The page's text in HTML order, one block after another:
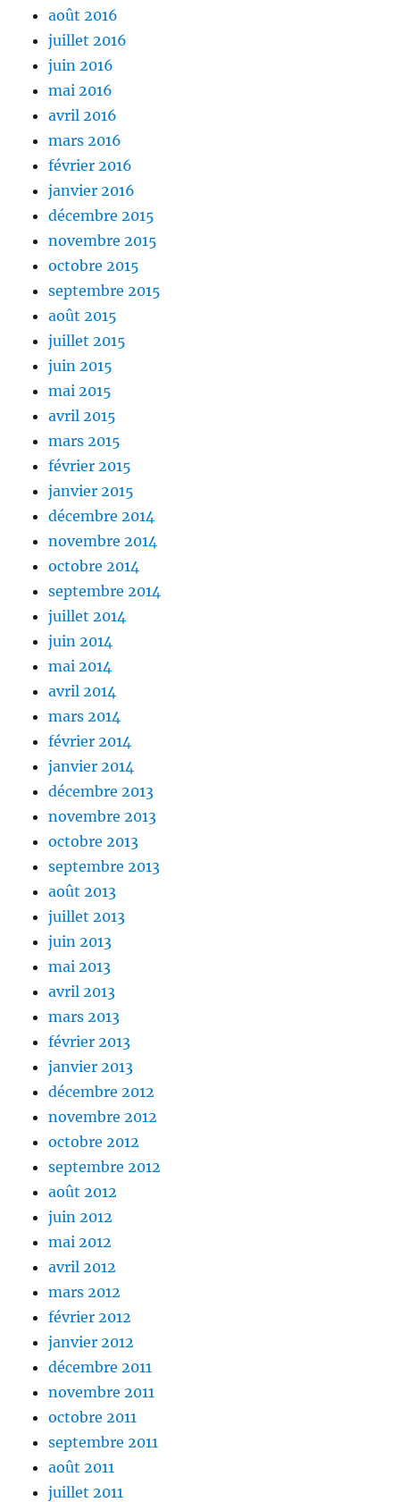
août 2016
juillet 2016
juin 2016
mai 2016
avril 2016
mars 2016
février 2016
janvier 2016
décembre 2015
novembre 2015
octobre 2015
septembre 2015
août 2015
juillet 2015
juin 2015
mai 2015
avril 2015
mars 2015
février 2015
janvier 2015
décembre 2014
novembre 2014
octobre 2014
septembre 2014
juillet 2014
juin 2014
mai 2014
avril 2014
mars 2014
février 2014
janvier 2014
décembre 2013
novembre 2013
octobre 2013
septembre 2013
août 2013
juillet 2013
juin 2013
mai 2013
avril 2013
mars 2013
février 2013
janvier 2013
décembre 2012
novembre 2012
octobre 2012
septembre 2012
août 2012
juin 2012
mai 2012
avril 2012
mars 2012
février 2012
janvier 2012
décembre 2011
novembre 2011
octobre 2011
septembre 2011
août 2011
juillet 2011